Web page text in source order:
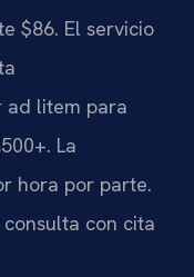
$86. El servicio
ad litem para
La
hora por parte.
consulta con cita